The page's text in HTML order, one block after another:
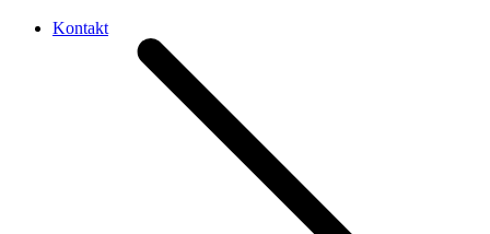
Kontakt